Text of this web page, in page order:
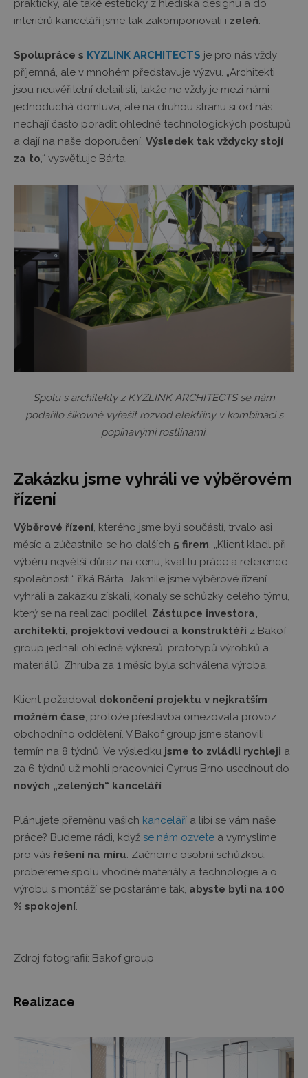
prakticky, ale také esteticky z hlediska designu a do
interiérů kanceláří jsme tak zakomponovali i zeleň.
Spolupráce s KYZLINK ARCHITECTS je pro nás vždy
příjemná, ale v mnohém představuje výzvu. „Architekti
jsou neuvěřitelní detailisti, takže ne vždy je mezi námi
jednoduchá domluva, ale na druhou stranu si od nás
nechají často poradit ohledně technologických postupů
a dají na naše doporučení. Výsledek tak vždycky stojí
za to,“ vysvětluje Bárta.
Spolu s architekty z KYZLINK ARCHITECTS se nám
podařilo šikovně vyřešit rozvod elektřiny v kombinaci s
popínavými rostlinami.
Zakázku jsme vyhráli ve výběrovém
řízení
Výběrové řízení, kterého jsme byli součástí, trvalo asi
měsíc a zúčastnilo se ho dalších 5 firem. „Klient kladl při
výběru největší důraz na cenu, kvalitu práce a reference
společnosti,“ říká Bárta. Jakmile jsme výběrové řízení
vyhráli a zakázku získali, konaly se schůzky celého týmu,
který se na realizaci podílel. Zástupce investora,
architekti, projektoví vedoucí a konstruktéři z Bakof
group jednali ohledně výkresů, prototypů výrobků a
materiálů. Zhruba za 1 měsíc byla schválena výroba.
Klient požadoval dokončení projektu v nejkratším
možném čase, protože přestavba omezovala provoz
obchodního oddělení. V Bakof group jsme stanovili
termín na 8 týdnů. Ve výsledku jsme to zvládli rychleji a
za 6 týdnů už mohli pracovníci Cyrrus Brno usednout do
nových „zelených“ kanceláří.
Plánujete přeměnu vašich kanceláří a líbí se vám naše
práce? Budeme rádi, když se nám ozvete a vymyslíme
pro vás řešení na míru. Začneme osobní schůzkou,
probereme spolu vhodné materiály a technologie a o
výrobu s montáží se postaráme tak, abyste byli na 100
% spokojení.
Zdroj fotografií: Bakof group
Realizace